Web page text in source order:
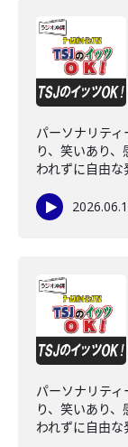
パーソナリテ
り、笑いあり
われずに自由な
パーソナリテ
り、笑いあり
われずに自由な